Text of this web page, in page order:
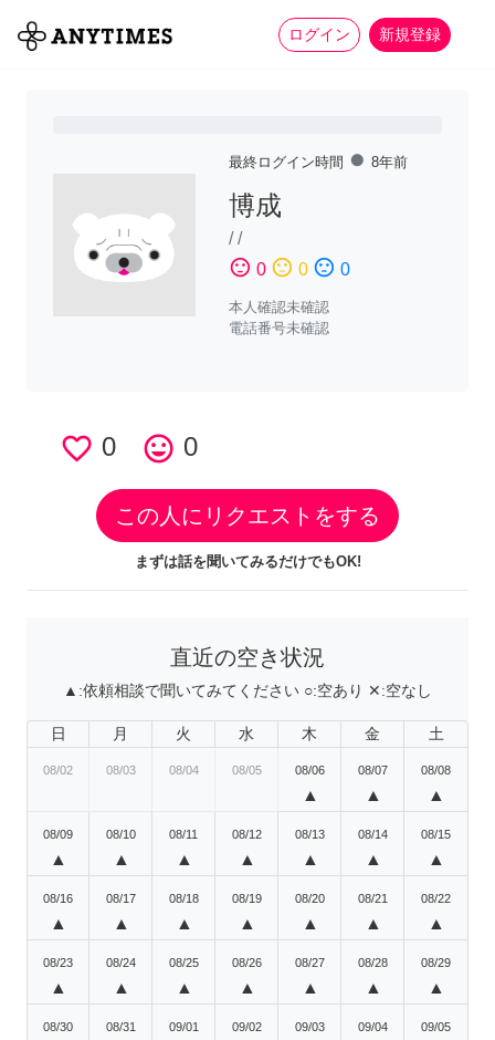
ログイン 新規登録
全て 家事 more_horiz
最終ログイン時間 fiber_manual_record 8年前
博成
//
sentiment_satisfied 0 sentiment_neutral 0 sentiment_dissatisfied 0
本人確認未確認
電話番号未確認
favorite_border 0 tag_faces 0
この人にリクエストをする
まずは話を聞いてみるだけでもOK!
直近の空き状況
▲:依頼相談で聞いてみてください ○:空あり ✕:空なし
日 月 火 水 木 金 土
08/02 08/03 08/04 08/05 08/06
▲
08/07
▲
08/08
▲
08/09
▲
08/10
▲
08/11
▲
08/12
▲
08/13
▲
08/14
▲
08/15
▲
08/16
▲
08/17
▲
08/18
▲
08/19
▲
08/20
▲
08/21
▲
08/22
▲
08/23
▲
08/24
▲
08/25
▲
08/26
▲
08/27
▲
08/28
▲
08/29
▲
08/30 08/31 09/01 09/02 09/03 09/04 09/05